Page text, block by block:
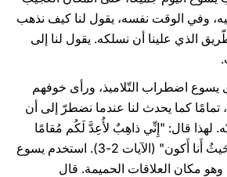
وفي الوقت نفسه، يقول لنا كيف نذهب
الذي علينا أن نسلكه. يقول لنا إلى
يسوع اضطراب التّلاميذ، ورأى خوفهم
كما يحدث لنا عندما نضطرّ إلى أن
قال: "إِنِّي ذاهِبٌ لأُعِدَّ لَكُم مُقامًا
[...] لِتَكونوا أَنتُم أَيضًا حَيثُ أَنا أَكون" (الآيات 2-3). استخدم يسوع
وهو مكان العلاقات الحميمة. قال